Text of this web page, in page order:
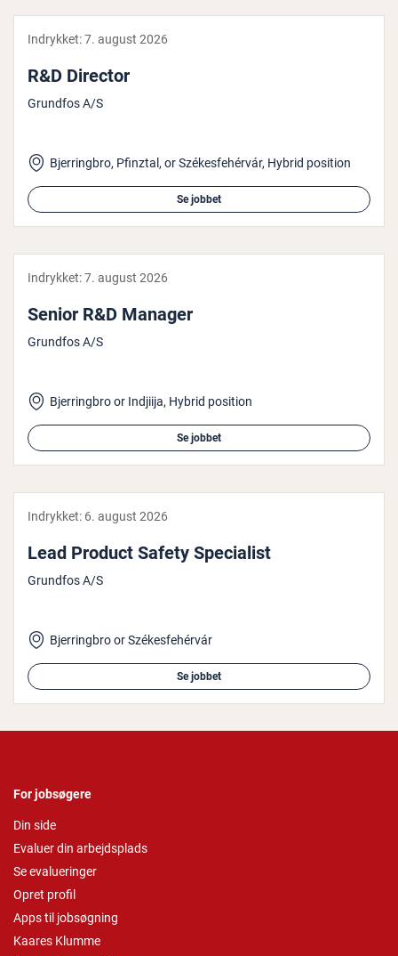
Indrykket:7. august 2026
R&D Director
Grundfos A/S
Bjerringbro, Pfinztal, or Székesfehérvár, Hybrid position
Se jobbet
Indrykket:7. august 2026
Senior R&D Manager
Grundfos A/S
Bjerringbro or Indjiija, Hybrid position
Se jobbet
Indrykket: 6. august 2026
Lead Product Safety Spe­ci­a­list
Grundfos A/S
Bjerringbro or Székesfehérvár
Se jobbet
For jobsøgere
Din side
Evaluer din arbejdsplads
Se evalueringer
Opret profil
Apps til jobsøgning
Kaares Klumme